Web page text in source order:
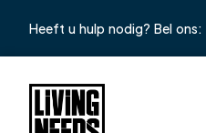
Heeft u hulp nodig? Bel ons: